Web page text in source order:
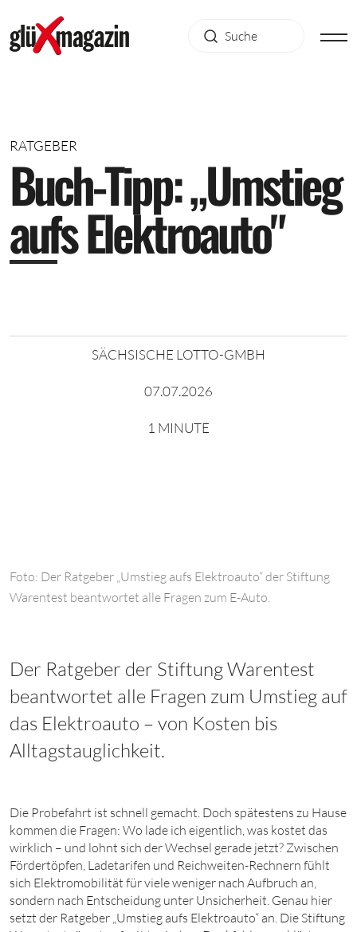
RATGEBER
Buch-Tipp:„Umstieg
aufsElektroauto"
SÄCHSISCHE LOTTO-GMBH
07.07.2026
1 MINUTE
Foto: Der Ratgeber „Umstieg aufs Elektroauto“ der Stiftung
Warentest beantwortet alle Fragen zum E-Auto.
Der Ratgeber der Stiftung Warentest
beantwortet alle Fragen zum Umstieg auf
das Elektroauto – von Kosten bis
Alltagstauglichkeit.
Die Probefahrt ist schnell gemacht. Doch spätestens zu Hause
kommen die Fragen: Wo lade ich eigentlich, was kostet das
wirklich – und lohnt sich der Wechsel gerade jetzt? Zwischen
Fördertöpfen, Ladetarifen und Reichweiten-Rechnern fühlt
sich Elektromobilität für viele weniger nach Aufbruch an,
sondern nach Entscheidung unter Unsicherheit. Genau hier
setzt der Ratgeber „Umstieg aufs Elektroauto“ an. Die Stiftung